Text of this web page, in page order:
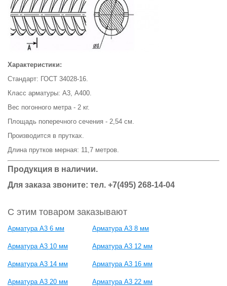
Характеристики:
Стандарт: ГОСТ 34028-16.
Класс арматуры: А3, А400.
Вес погонного метра - 2 кг.
Площадь поперечного сечения - 2,54 см.
Производится в прутках.
Длина прутков мерная: 11,7 метров.
Продукция в наличии.
Для заказа звоните: тел. +7(495) 268-14-04
С этим товаром заказывают
Арматура А3 6 мм Арматура А3 8 мм
Арматура А3 10 мм Арматура А3 12 мм
Арматура А3 14 мм Арматура А3 16 мм
Арматура А3 20 мм Арматура А3 22 мм